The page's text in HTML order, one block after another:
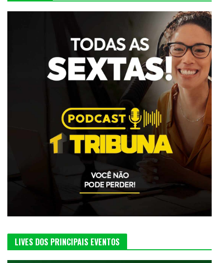
LIVES DOS PRINCIPAIS EVENTOS